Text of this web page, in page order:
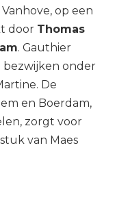
op een
door Thomas
. Gauthier
onder
De
en Boerdam,
zorgt voor
van Maes